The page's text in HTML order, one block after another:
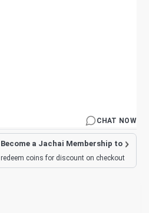
CHAT NOW
Become a Jachai Membership to
redeem coins for discount on checkout